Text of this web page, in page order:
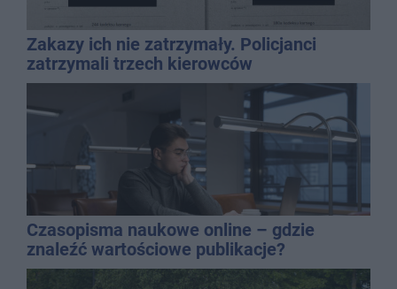
Zakazy ich nie zatrzymały. Policjanci
zatrzymali trzech kierowców
Czasopisma naukowe online – gdzie
znaleźć wartościowe publikacje?